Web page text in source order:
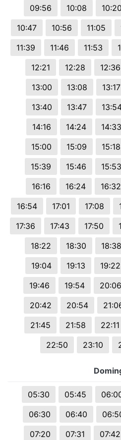
09:56 10:08 10:20
10:47
10:56 11:05
11:39
11:46 11:53
12:21
12:28 12:36
13:00
13:08 13:17
13:40
13:47
14:16
14:24 14:33
15:00
15:09 15:18
15:39
15:46 15:53
16:16
16:24 16:32
16:54
17:01 17:08
17:36
17:43 17:50
18:22
18:30 18:38
19:04
19:13 19:22
19:46
19:54 20:06
20:42
20:54
21:45
21:58 22:11
22:50
23:10
05:30 05:45
06:30
06:40
07:20
07:31 07:42